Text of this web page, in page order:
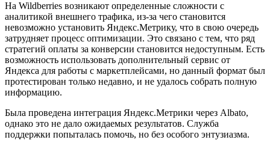
На Wildberries возникают определенные сложности с
аналитикой внешнего трафика, из-за чего становится
невозможно установить Яндекс.Метрику, что в свою очередь
затрудняет процесс оптимизации. Это связано с тем, что ряд
стратегий оплаты за конверсии становится недоступным. Есть
возможность использовать дополнительный сервис от
Яндекса для работы с маркетплейсами, но данный формат был
протестирован только недавно, и не удалось собрать полную
информацию.
Была проведена интеграция Яндекс.Метрики через Albato,
однако это не дало ожидаемых результатов. Служба
поддержки попыталась помочь, но без особого энтузиазма.